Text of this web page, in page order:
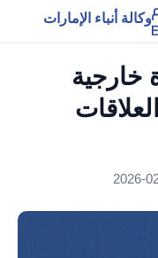
وكالة أنباء الإمارات
خارجية
2026-